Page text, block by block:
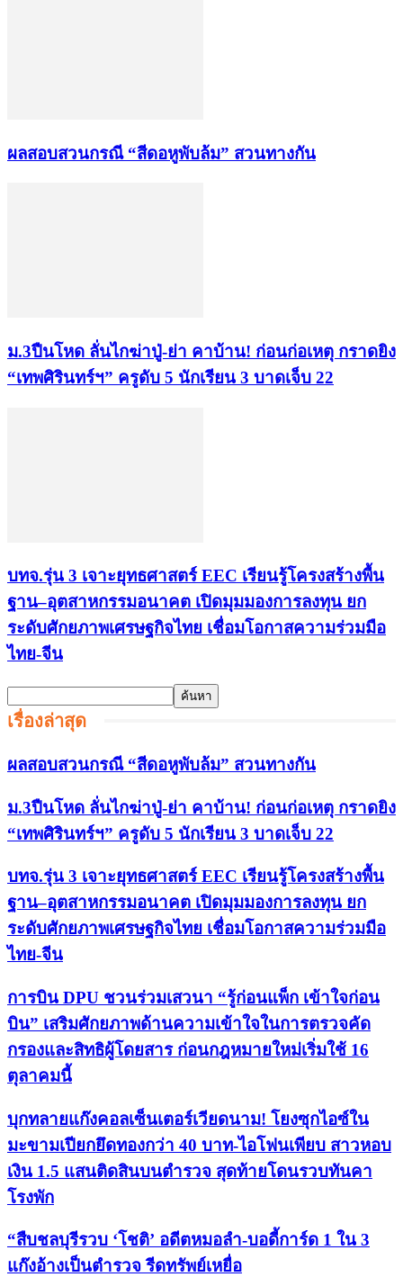
ผลสอบสวนกรณี “สีดอหูพับล้ม” สวนทางกัน
ม.3ปืนโหด ลั่นไกฆ่าปู่-ย่า คาบ้าน! ก่อนก่อเหตุ กราดยิง
“เทพศิรินทร์ฯ” ครูดับ 5 นักเรียน 3 บาดเจ็บ 22
บทจ.รุ่น 3 เจาะยุทธศาสตร์ EEC เรียนรู้โครงสร้างพื้น
ฐาน–อุตสาหกรรมอนาคต เปิดมุมมองการลงทุน ยก
ระดับศักยภาพเศรษฐกิจไทย เชื่อมโอกาสความร่วมมือ
ไทย-จีน
เรื่องล่าสุด
ผลสอบสวนกรณี “สีดอหูพับล้ม” สวนทางกัน
ม.3ปืนโหด ลั่นไกฆ่าปู่-ย่า คาบ้าน! ก่อนก่อเหตุ กราดยิง
“เทพศิรินทร์ฯ” ครูดับ 5 นักเรียน 3 บาดเจ็บ 22
บทจ.รุ่น 3 เจาะยุทธศาสตร์ EEC เรียนรู้โครงสร้างพื้น
ฐาน–อุตสาหกรรมอนาคต เปิดมุมมองการลงทุน ยก
ระดับศักยภาพเศรษฐกิจไทย เชื่อมโอกาสความร่วมมือ
ไทย-จีน
การบิน DPU ชวนร่วมเสวนา “รู้ก่อนแพ็ก เข้าใจก่อน
บิน” เสริมศักยภาพด้านความเข้าใจในการตรวจคัด
กรองและสิทธิผู้โดยสาร ก่อนกฎหมายใหม่เริ่มใช้ 16
ตุลาคมนี้
บุกทลายแก๊งคอลเซ็นเตอร์เวียดนาม! โยงซุกไอซ์ใน
มะขามเปียกยึดทองกว่า 40 บาท-ไอโฟนเพียบ สาวหอบ
เงิน 1.5 แสนติดสินบนตำรวจ สุดท้ายโดนรวบทันคา
โรงพัก
“สืบชลบุรีรวบ ‘โชติ’ อดีตหมอลำ-บอดี้การ์ด 1 ใน 3
แก๊งอ้างเป็นตำรวจ รีดทรัพย์เหยื่อ